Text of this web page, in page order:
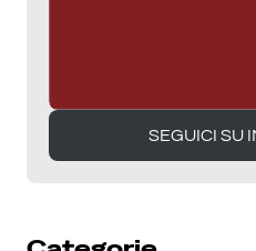
SEGUICI SU
SEGUICI SU